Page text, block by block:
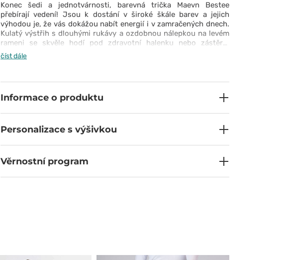
Konec šedi a jednotvárnosti, barevná trička Maevn Bestee
přebírají vedení! Jsou k dostání v široké škále barev a jejich
výhodou je, že vás dokážou nabít energií i v zamračených dnech.
Kulatý výstřih s dlouhými rukávy a ozdobnou nálepkou na levém
rameni se skvěle hodí pod zdravotní halenku nebo zástěru.
Elastická tkanina z lycry vám nabízí hezký střih a jemný lesk.
Intenzivní zelená, sytě červená nebo tlumená bílá? Vyberte si
číst dále
Informace o produktu
Personalizace s výšivkou
Věrnostní program